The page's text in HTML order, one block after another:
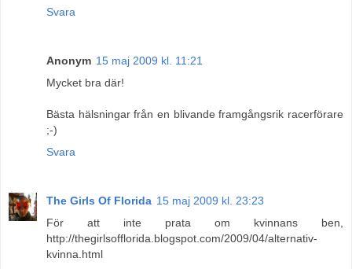
Svara
Anonym 15 maj 2009 kl. 11:21
Mycket bra där!
Bästa hälsningar från en blivande framgångsrik racerförare
;-)
Svara
The Girls Of Florida 15 maj 2009 kl. 23:23
För att inte prata om kvinnans ben,
http://thegirlsofflorida.blogspot.com/2009/04/alternativ-
kvinna.html